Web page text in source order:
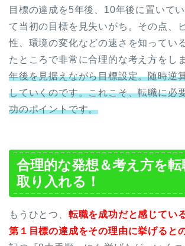
目標の達成を5年後、10年後に置いて
て当初の目標を見失いがち。その点、
性、環境の変化などの速さを知ってい
たところで非常に合理的な考え方をし
年後を見据えながら目標設定。随時逆
していくのです。これこそ、転職に必
功のポイントです。
合理的な発想＆考え方を転
取り入れる！
もうひとつ、 転職を成功だと感じてい
第１目標の達成をその理由に挙げると